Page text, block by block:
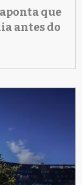
que
antes do